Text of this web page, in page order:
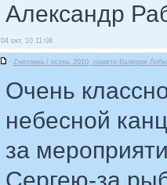
Александр
04 окт, 10 11:08
Zнятовка / осень 2010, памяти Валерия
Очень
небесной
за